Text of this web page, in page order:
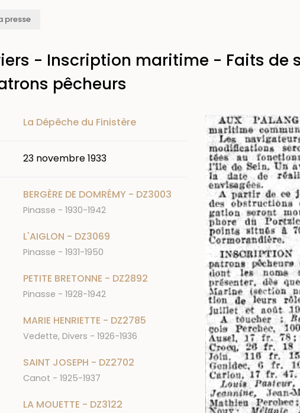
presse
- Inscription maritime - Faits de
pêcheurs
La Dépêche du Finistère
23 novembre 1933
BERGÈRE DE DOMRÉMY - DZ3003
Pinasse - 1930-1942
L'AIGLON - DZ3069
Pinasse - 1931-1950
PETITE BRETONNE - DZ2892
Pinasse - 1928-1942
MARIE HENRIETTE - DZ2785
Vedette, Divers - 1926-1936
SAINT JOSEPH - DZ2702
Canot - 1925-1937
LA MOUETTE - DZ3122
Image